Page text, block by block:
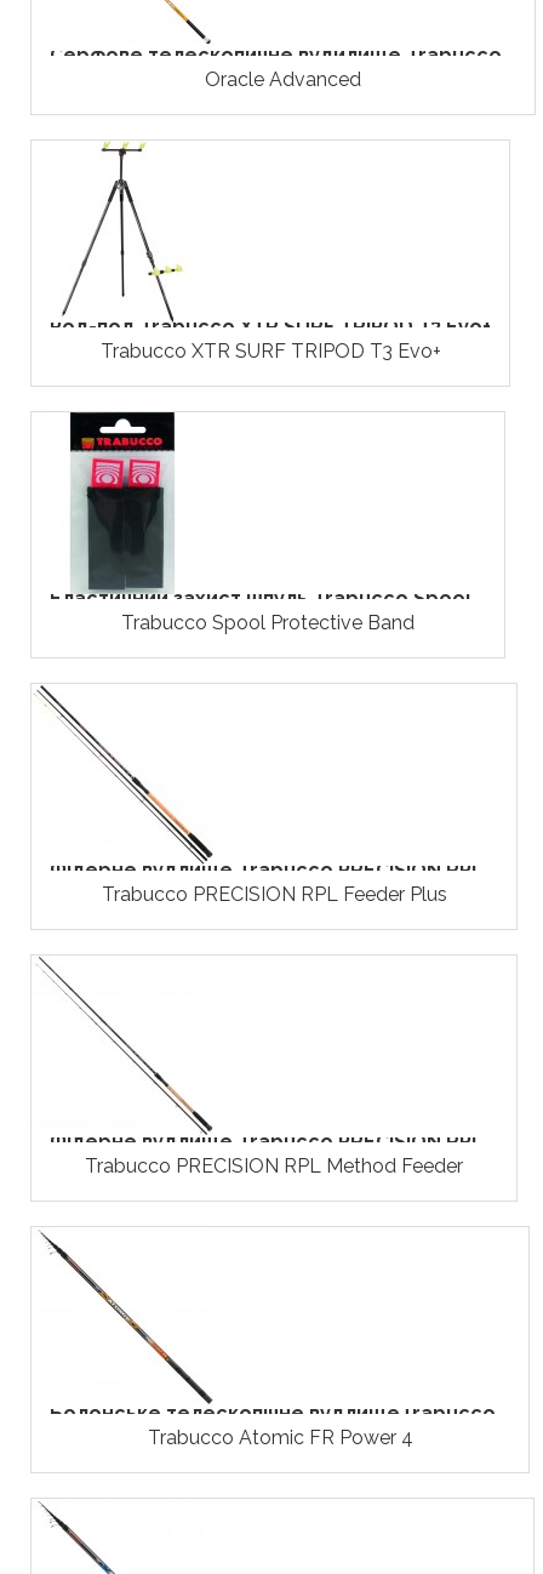
Серфове телескопичне вудилище Trabucco...
Oracle Advanced
Род-под Trabucco XTR SURF TRIPOD T3 Evo+
Trabucco XTR SURF TRIPOD T3 Evo+
Еластичний захист шпуль Trabucco Spool...
Trabucco Spool Protective Band
Фідерне вудлище Trabucco PRECISION RPL...
Trabucco PRECISION RPL Feeder Plus
Фідерне вудлище Trabucco PRECISION RPL...
Trabucco PRECISION RPL Method Feeder
Болонське телескопічне вудлищеTrabucco...
Trabucco Atomic FR Power 4